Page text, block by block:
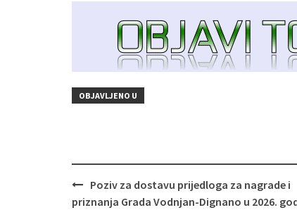
OBJAVLJENO U
Navigacija
objava
Poziv za dostavu prijedloga za nagrade i
priznanja Grada Vodnjan‑Dignano u 2026.